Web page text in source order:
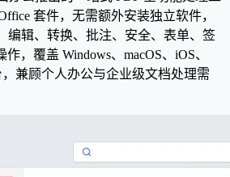
套件，无需额外安装独立软件，
编辑、转换、批注、安全、表单、签
，覆盖 Windows、macOS、iOS、
兼顾个人办公与企业级文档处理需